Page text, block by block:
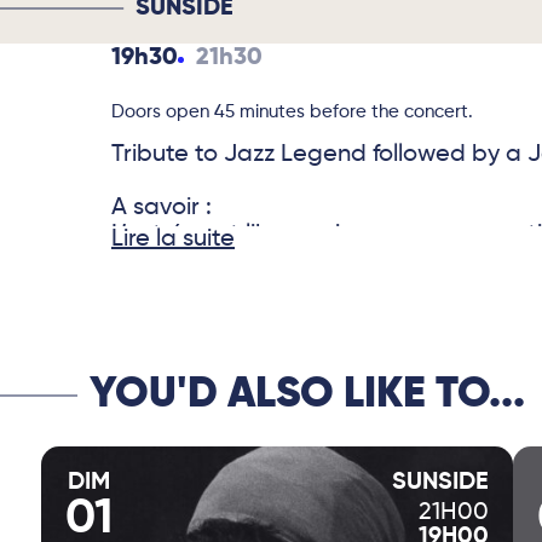
SUNSIDE
19h30 21h30
Doors open 45 minutes before the concert.
Tribute to Jazz Legend followed by a
A savoir :
L’entrée est libre mais une
Lire la suite
YOU'D ALSO LIKE TO...
DIM
01
SUNSIDE
21H00
19H00